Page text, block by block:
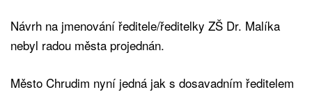
Návrh na jmenování ředitele/ředitelky ZŠ Dr. Malíka
nebyl radou města projednán.
Město Chrudim nyní jedná jak s dosavadním ředitelem